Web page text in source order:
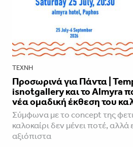
ΤΈΧΝΗ
Προσωρινά για Πάντα |
isnotgallery και το Almyra
νέα ομαδική έκθεση του
Σύμφωνα με το concept της
καλοκαίρι δεν μένει ποτέ, αλλά
αξιόπιστα